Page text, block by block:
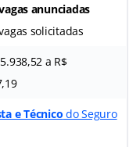
anunciadas
solicitadas
a R$
e Técnico do Seguro